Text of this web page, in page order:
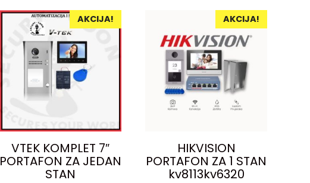
AKCIJA!
VTEK KOMPLET 7″
PORTAFON ZA JEDAN
STAN
AKCIJA!
HIKVISION
PORTAFON ZA 1 STAN
kv8113kv6320